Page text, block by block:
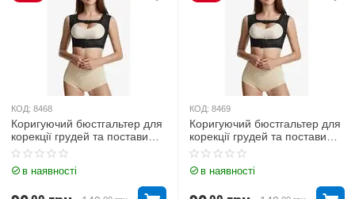
КОД: 8468
Коригуючий бюстгальтер для
корекції грудей та постави
Чорний 2XL
в наявності
КОД: 8469
Коригуючий бюстгальтер для
корекції грудей та постави
Чорний L
в наявності